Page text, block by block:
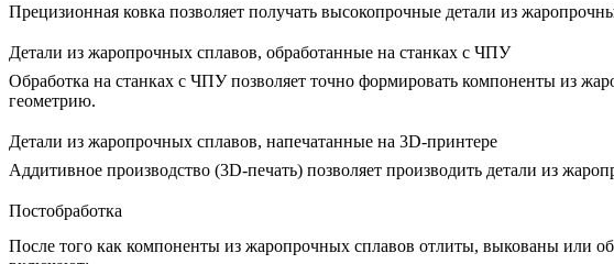
Прецизионная ковка позволяет получать высокопрочные детали из
Детали из жаропрочных сплавов, обработанные на станках с ЧПУ
Обработка на станках с ЧПУпозволяет точно формировать компоненты из
геометрию.
Детали из жаропрочных сплавов, напечатанные на 3D-принтере
Аддитивное производство (3D-печать) позволяет производить детали из
Постобработка
После того как компоненты из жаропрочных сплавов отлиты, выкованы или